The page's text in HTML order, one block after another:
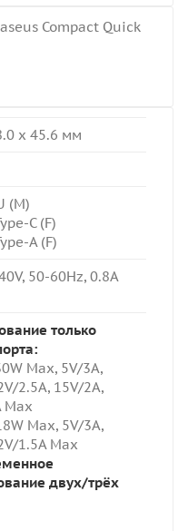
Compact Quick
x 45.6 мм
(M)
C (F)
A (F)
50-60Hz, 0.8A
только
0W Max, 5V/3A,
2.5A, 15V/2A,
Max
Max, 5V/3A,
1.5A Max
двух/трёх